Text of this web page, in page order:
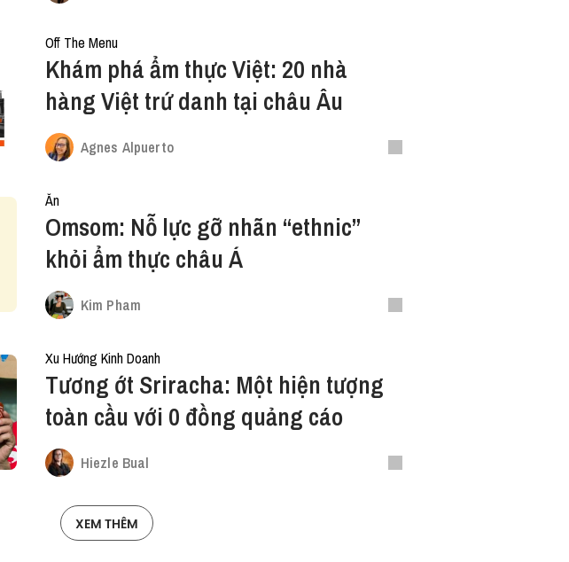
Off The Menu
Khám phá ẩm thực Việt: 20 nhà
hàng Việt trứ danh tại châu Âu
Agnes Alpuerto
Ăn
Omsom: Nỗ lực gỡ nhãn “ethnic”
khỏi ẩm thực châu Á
Kim Pham
Xu Hướng Kinh Doanh
Tương ớt Sriracha: Một hiện tượng
toàn cầu với 0 đồng quảng cáo
Hiezle Bual
XEM THÊM